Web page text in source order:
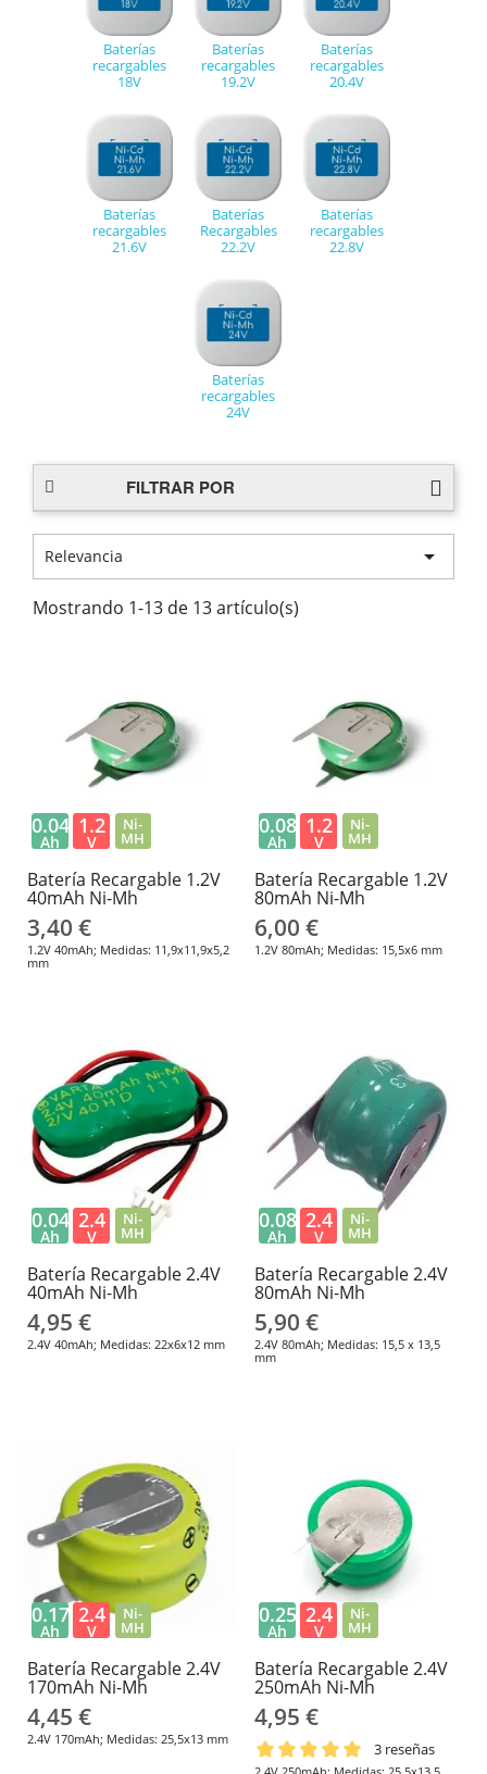
Baterías
recargables
18V
Baterías
recargables
19.2V
Baterías
recargables
20.4V
Baterías
recargables
21.6V
Baterías
Recargables
22.2V
Baterías
recargables
22.8V
Baterías
recargables
24V
FILTRAR POR
Relevancia 
Mostrando 1-13 de 13 artículo(s)
Batería Recargable 1.2V
40mAh Ni-Mh
3,40 €
1.2V 40mAh; Medidas: 11,9x11,9x5,2
mm
0.04
Ah
1.2
V
Ni-
MH
Batería Recargable 1.2V
80mAh Ni-Mh
6,00 €
1.2V 80mAh; Medidas: 15,5x6 mm
0.08
Ah
1.2
V
Ni-
MH
Batería Recargable 2.4V
40mAh Ni-Mh
4,95 €
2.4V 40mAh; Medidas: 22x6x12 mm
0.04
Ah
2.4
V
Ni-
MH
Batería Recargable 2.4V
80mAh Ni-Mh
5,90 €
2.4V 80mAh; Medidas: 15,5 x 13,5
mm
0.08
Ah
2.4
V
Ni-
MH
Batería Recargable 2.4V
170mAh Ni-Mh
4,45 €
2.4V 170mAh; Medidas: 25,5x13 mm
0.17
Ah
2.4
V
Ni-
MH
Batería Recargable 2.4V
250mAh Ni-Mh
4,95 €
3 reseñas
0.25
Ah
2.4
V
Ni-
MH